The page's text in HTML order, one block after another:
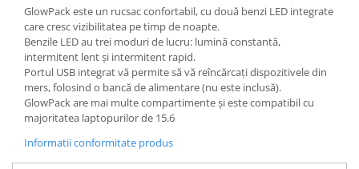
GlowPack este un rucsac confortabil, cu două benzi LED integrate
care cresc vizibilitatea pe timp de noapte.
Benzile LED au trei moduri de lucru: lumină constantă,
intermitent lent și intermitent rapid.
Portul USB integrat vă permite să vă reîncărcați dispozitivele din
mers, folosind o bancă de alimentare (nu este inclusă).
GlowPack are mai multe compartimente și este compatibil cu
majoritatea laptopurilor de 15.6
Informatii conformitate produs